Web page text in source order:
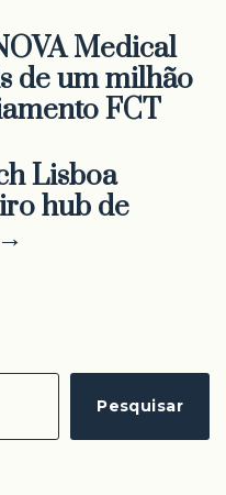
Medical
de um milhão
FCT
Lisboa
hub de
Pesquisar